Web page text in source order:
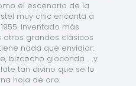
el escenario de la
muy chic encanta a
Inventado más
grandes clásicos
nada que envidiar:
bizcocho gioconda … y
tan divino que se lo
hoja de oro.